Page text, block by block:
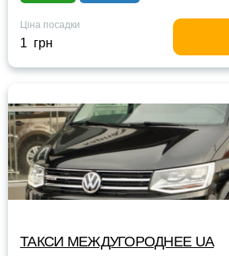
Ціна посадки
1 грн
ТАКСИ MEЖДУГОРОДНEE UA